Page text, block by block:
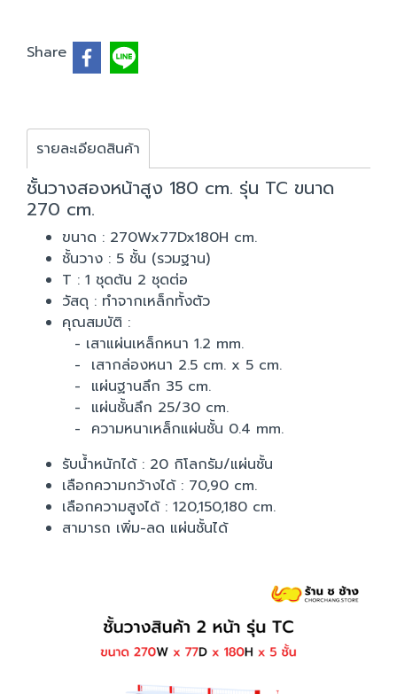
Share
รายละเอียดสินค้า
ชั้นวางสองหน้าสูง 180 cm. รุ่น TC ขนาด
270 cm.
ขนาด : 270Wx77Dx180H cm.
ชั้นวาง : 5 ชั้น (รวมฐาน)
T : 1 ชุดต้น 2 ชุดต่อ
วัสดุ : ทำจากเหล็กทั้งตัว
คุณสมบัติ :
- เสาแผ่นเหล็กหนา 1.2 mm.
- เสากล่องหนา 2.5 cm. x 5 cm.
- แผ่นฐานลึก 35 cm.
- แผ่นชั้นลึก 25/30 cm.
- ความหนาเหล็กแผ่นชั้น 0.4 mm.
รับน้ำหนักได้ : 20 กิโลกรัม/แผ่นชั้น
เลือกความกว้างได้ : 70,90 cm.
เลือกความสูงได้ : 120,150,180 cm.
สามารถ เพิ่ม-ลด แผ่นชั้นได้